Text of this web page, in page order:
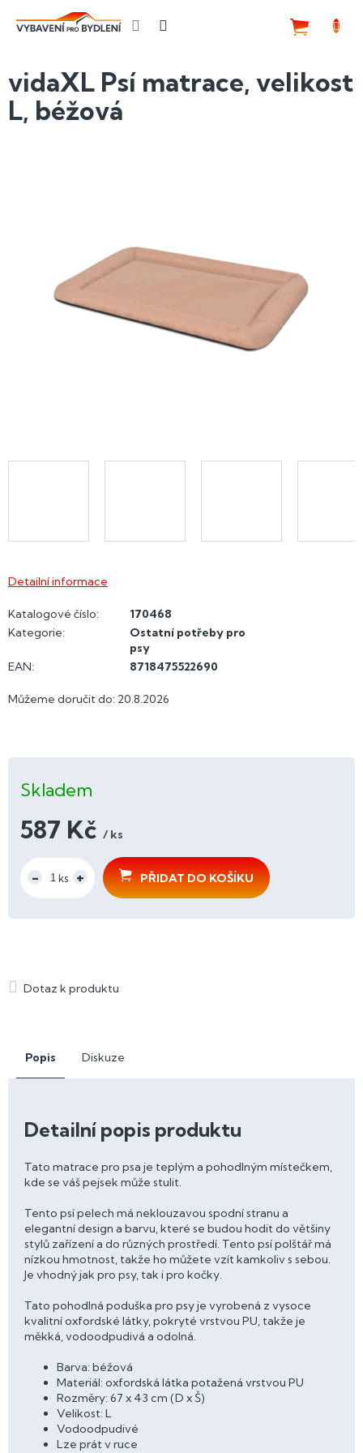
vidaXL Psí matrace, velikost
L, béžová
Můžeme doručit do: 20.8.2026
Skladem
587 Kč / ks
cena:
PŘIDAT DO KOŠÍKU
Detailní informace
Katalogové číslo:
170468
Kategorie:
Ostatní potřeby pro
psy
EAN: 8718475522690
Popis Diskuze
Detailní popis produktu
Tato matrace pro psa je teplým a pohodlným místečkem,
kde se váš pejsek může stulit.
Tento psí pelech má neklouzavou spodní stranu a
elegantní design a barvu, které se budou hodit do většiny
stylů zařízení a do různých prostředí. Tento psí polštář má
nízkou hmotnost, takže ho můžete vzít kamkoliv s sebou.
Je vhodný jak pro psy, tak i pro kočky.
Tato pohodlná poduška pro psy je vyrobená z vysoce
kvalitní oxfordské látky, pokryté vrstvou PU, takže je
měkká, vodoodpudivá a odolná.
Barva: béžová
Materiál: oxfordská látka potažená vrstvou PU
Rozměry: 67 x 43 cm (D x Š)
Velikost: L
Vodoodpudivé
Lze prát v ruce